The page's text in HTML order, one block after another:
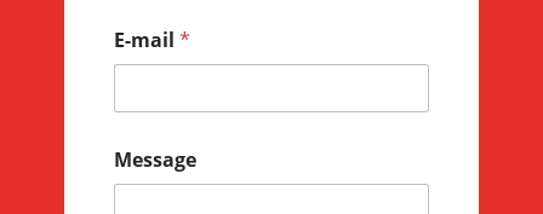
E-mail *
Message